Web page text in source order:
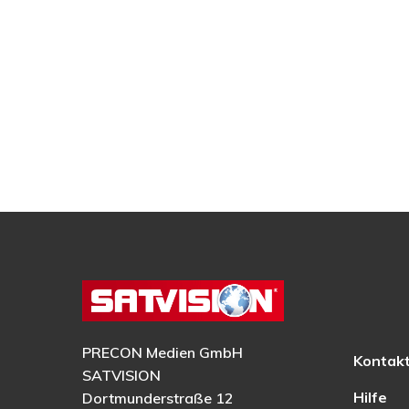
PRECON Medien GmbH
SATVISION
Dortmunderstraße 12
Hilfe